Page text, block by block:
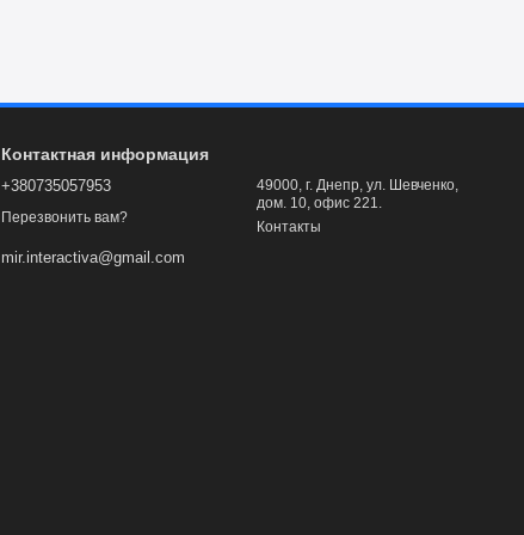
Контактная информация
+380735057953
Перезвонить вам?
mir.interactiva@gmail.com
49000, г. Днепр, ул. Шевченко,
дом. 10, офис 221.
Контакты